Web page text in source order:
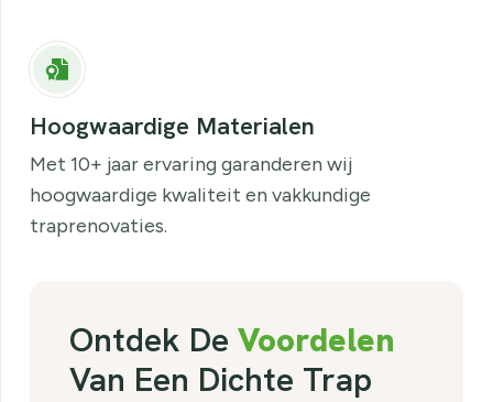
Hoogwaardige Materialen
Met 10+ jaar ervaring garanderen wij
hoogwaardige kwaliteit en vakkundige
traprenovaties.
Ontdek De Voordelen
Van Een Dichte Trap